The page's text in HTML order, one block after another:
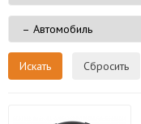
Сбросить